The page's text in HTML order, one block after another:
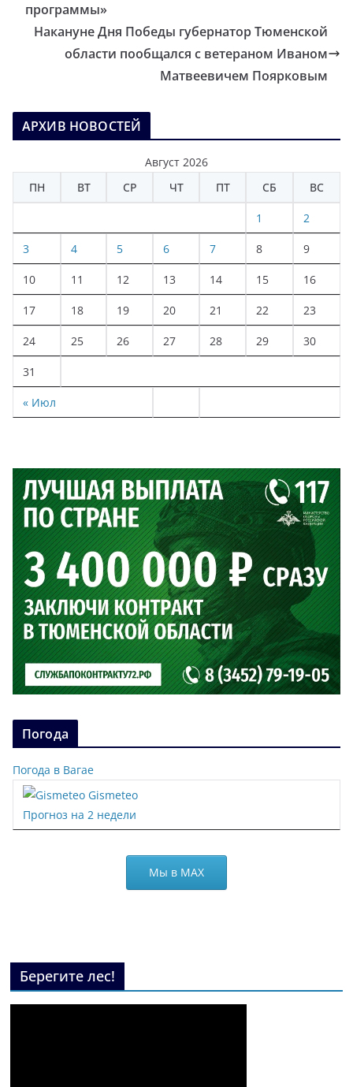
программы»
Накануне Дня Победы губернатор Тюменской
области пообщался с ветераном Иваном
Матвеевичем Поярковым
АРХИВ НОВОСТЕЙ
Август 2026
ПН
ВТ СР ЧТ ПТ СБ ВС
« Июл
1 2
3 4 5 6 7 8 9
10 11 12 13 14 15 16
17 18 19 20 21 22 23
24 25 26 27 28 29 30
31
Погода
Погода в Вагае
Gismeteo
Прогноз на 2 недели
Мы в МАХ
Берегите лес!